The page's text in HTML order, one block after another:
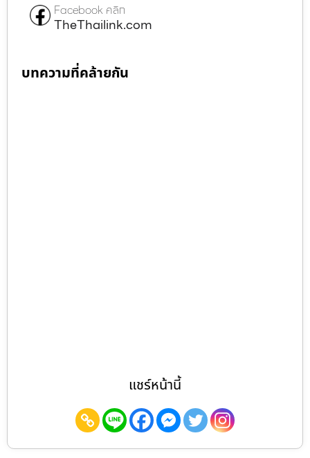
Facebook คลิก
TheThailink.com
บทความที่คล้ายกัน
แชร์หน้านี้